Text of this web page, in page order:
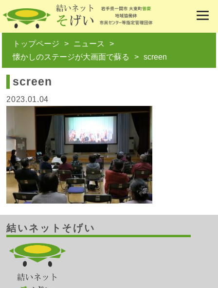
トップページ
ニュース
懐かしのステージが大画面で蘇る
screen
screen
2023.01.04
結いネットそげい